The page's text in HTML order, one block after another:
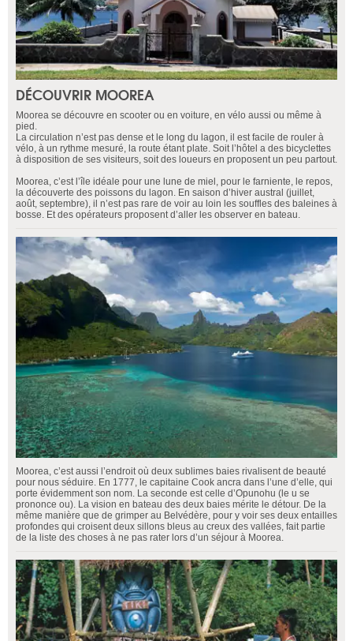
DÉCOUVRIR MOOREA
Moorea se découvre en scooter ou en voiture, en vélo aussi ou même à
pied.
La circulation n’est pas dense et le long du lagon, il est facile de rouler à
vélo, à un rythme mesuré, la route étant plate. Soit l’hôtel a des bicyclettes
à disposition de ses visiteurs, soit des loueurs en proposent un peu partout.
Moorea, c’est l’île idéale pour une lune de miel, pour le farniente, le repos,
la découverte des poissons du lagon. En saison d’hiver austral (juillet,
août, septembre), il n’est pas rare de voir au loin les souffles des baleines à
bosse. Et des opérateurs proposent d’aller les observer en bateau.
Moorea, c’est aussi l’endroit où deux sublimes baies rivalisent de beauté
pour nous séduire. En 1777, le capitaine Cook ancra dans l’une d’elle, qui
porte évidemment son nom. La seconde est celle d’Opunohu (le u se
prononce ou). La vision en bateau des deux baies mérite le détour. De la
même manière que de grimper au Belvédère, pour y voir ses deux entailles
profondes qui croisent deux sillons bleus au creux des vallées, fait partie
de la liste des choses à ne pas rater lors d’un séjour à Moorea.